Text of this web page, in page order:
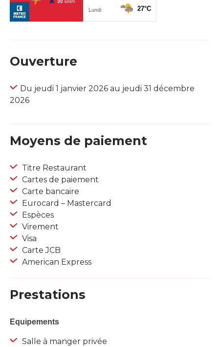
Ouverture
Du jeudi 1 janvier 2026 au jeudi 31 décembre
2026
Moyens de paiement
Titre Restaurant
Cartes de paiement
Carte bancaire
Eurocard – Mastercard
Espèces
Virement
Visa
Carte JCB
American Express
Prestations
Equipements
Salle à manger privée